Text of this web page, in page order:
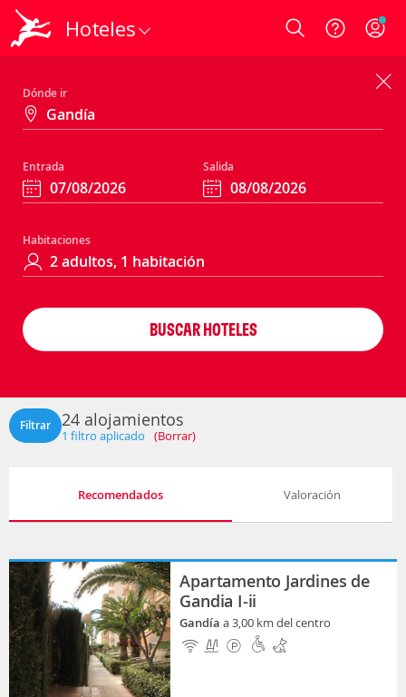
Hoteles Login
Dónde ir
Entrada Salida
Habitaciones
BUSCAR HOTELES
Filtrar 24 alojamientos
1 filtro aplicado (Borrar)
Recomendados Valoración
Apartamento Jardines de
Gandia I-ii
Gandíaa 3,00 km del centro